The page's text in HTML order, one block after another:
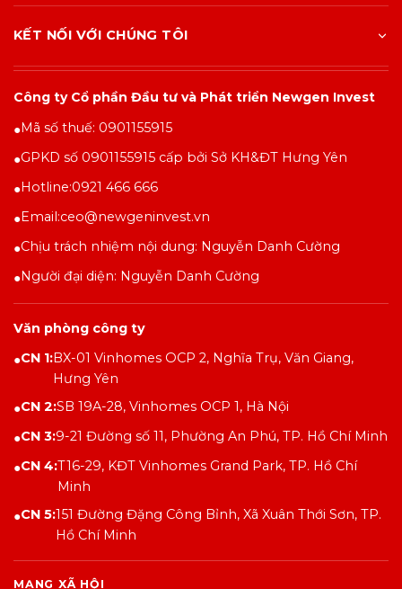
KẾT NỐI VỚI CHÚNG TÔI
Công ty Cổ phần Đầu tư và Phát triển Newgen Invest
●Mã số thuế: 0901155915
●GPKD số 0901155915 cấp bởi Sở KH&ĐT Hưng Yên
●Hotline:0921 466 666
●Email:ceo@newgeninvest.vn
●Chịu trách nhiệm nội dung: Nguyễn Danh Cường
●Người đại diện: Nguyễn Danh Cường
Văn phòng công ty
●CN 1:BX-01 Vinhomes OCP 2, Nghĩa Trụ, Văn Giang,
Hưng Yên
●CN 2:SB 19A-28, Vinhomes OCP 1, Hà Nội
●CN 3:9-21 Đường số 11, Phường An Phú, TP. Hồ Chí Minh
●CN 4:T16-29, KĐT Vinhomes Grand Park, TP. Hồ Chí
Minh
●CN 5:151 Đường Đặng Công Bỉnh, Xã Xuân Thới Sơn, TP.
Hồ Chí Minh
MẠNG XÃ HỘI